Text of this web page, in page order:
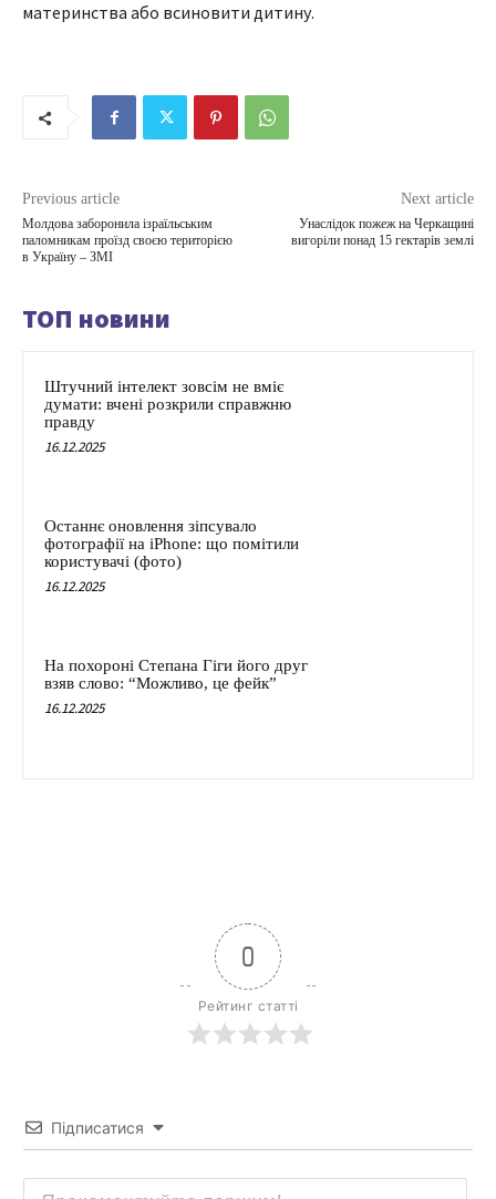
материнства або всиновити дитину.
Previous article
Молдова заборонила ізраїльським
паломникам проїзд своєю територією
в Україну – ЗМІ
Next article
Унаслідок пожеж на Черкащині
вигоріли понад 15 гектарів землі
ТОП новини
Штучний інтелект зовсім не вміє
думати: вчені розкрили справжню
правду
16.12.2025
Останнє оновлення зіпсувало
фотографії на iPhone: що помітили
користувачі (фото)
16.12.2025
На похороні Степана Гіги його друг
взяв слово: “Можливо, це фейк”
16.12.2025
0
Рейтинг статті
Підписатися